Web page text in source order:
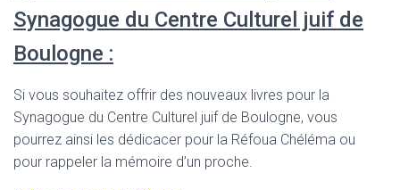
Synagogue du Centre Culturel juif de
Boulogne :
Si vous souhaitez offrir des nouveaux livres pour la
Synagogue du Centre Culturel juif de Boulogne, vous
pourrez ainsi les dédicacer pour la Réfoua Chéléma ou
pour rappeler la mémoire d’un proche.